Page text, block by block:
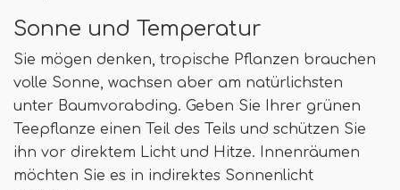
Sonne und Temperatur
Sie mögen denken, tropische Pflanzen brauchen
volle Sonne, wachsen aber am natürlichsten
unter Baumvorabding. Geben Sie Ihrer grünen
Teepflanze einen Teil des Teils und schützen Sie
ihn vor direktem Licht und Hitze. Innenräumen
möchten Sie es in indirektes Sonnenlicht